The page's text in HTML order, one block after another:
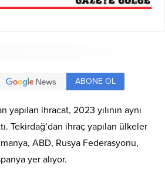
ABONE OL
yapılan ihracat, 2023 yılının aynı
Tekirdağ’dan ihraç yapılan ülkeler
ABD, Rusya Federasyonu,
yer alıyor.